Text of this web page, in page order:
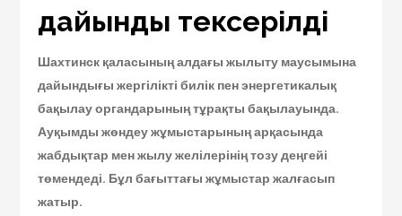
дайындық тексерілді
Шахтинск қаласының алдағы жылыту маусымына
дайындығы жергілікті билік пен энергетикалық
бақылау органдарының тұрақты бақылауында.
Ауқымды жөндеу жұмыстарының арқасында
жабдықтар мен жылу желілерінің тозу деңгейі
төмендеді. Бұл бағыттағы жұмыстар жалғасып
жатыр.